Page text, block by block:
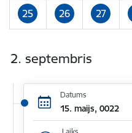
25 26 27
2. septembris
Datums
15. maijs, 0022